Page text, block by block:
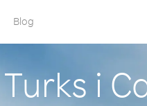
Blog
i